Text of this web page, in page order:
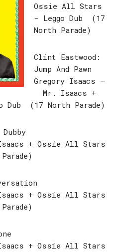
Ossie All Stars
‎- Leggo Dub (17
North Parade)
Clint Eastwood:
Jump And Pawn
Gregory Isaacs –
Mr. Isaacs +
(17 North Parade)
+ Ossie All Stars
+ Ossie All Stars
+ Ossie All Stars